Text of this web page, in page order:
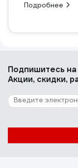
Подробнее
Подпишитесь
Акции, скидки,